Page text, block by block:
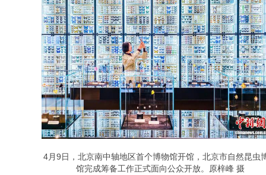
4月9日，北京南中轴地区首个博物馆开馆，北京市自然昆虫
馆完成筹备工作正式面向公众开放。原梓峰 摄